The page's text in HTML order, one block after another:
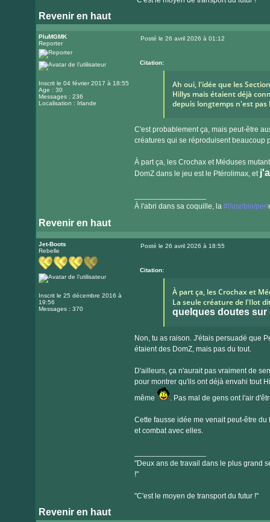
Revenir en haut
PluMGMK
Reporter
Inscrit le 04 février 2017 à 18:55
Age : 30
Messages : 236
Localisation : Irlande
Posté le 26 avril 2026 à 01:12
Citation:
Ah oui, l'idée que les
Hillys mais étaient déjà
depuis longtemps n'est pas
C'est probablement ça, mais peut-être
créatures qui se réproduisent beaucoup
À part ça, les Crochax et Méduses
DomZ dans le jeu est le Ptérolimax, et
À l'abri dans sa coquille, la #!/usr/bin/perl
Revenir en haut
le
Jet-Boots
Rebelle
Inscrit le 25 décembre 2016 à
19:56
Messages : 370
Posté le 26 avril 2026 à 18:55
Citation:
À part ça, les Crochax et
La seule créature de l'Ilot
quelques doutes sur
Non, tu as raison. J'étais persuadé que
étaient des DomZ, mais pas du tout.
D'ailleurs, ça n'aurait pas vraiment de
pour montrer qu'ils ont déjà envahi tout
même
. Pas mal de gens ont l'air
Cette fausse idée me venait peut-être
et combat avec elles.
"Deux ans de travail dans le plus grand
!"
"C'est le moyen de transport du futur !"
Revenir en haut